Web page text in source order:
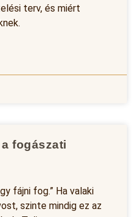
terv, és miért
fogászati
fájni fog.” Ha valaki
szinte mindig ez az